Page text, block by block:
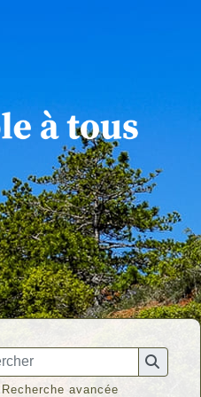
Recherche avancée